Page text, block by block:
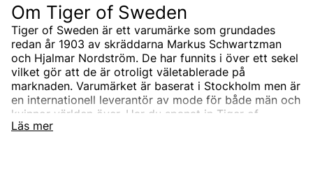
Läs mer
Om Tiger of Sweden
Tiger of Sweden är ett varumärke som grundades
redan år 1903 av skräddarna Markus Schwartzman
och Hjalmar Nordström. De har funnits i över ett sekel
vilket gör att de är otroligt väletablerade på
marknaden. Varumärket är baserat i Stockholm men är
en internationell leverantör av mode för både män och
kvinnor världen över. Har du spanat in Tiger of
Swedens sortiment än? Vi erbjuder Tiger of Swedens